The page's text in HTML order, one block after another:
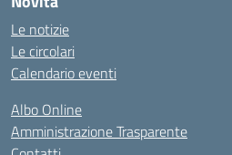
Le notizie
Le circolari
Calendario eventi
Albo Online
Amministrazione Trasparente